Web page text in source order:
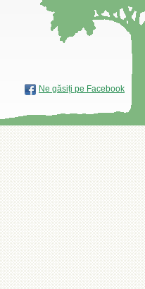
Ne găsiți pe Facebook